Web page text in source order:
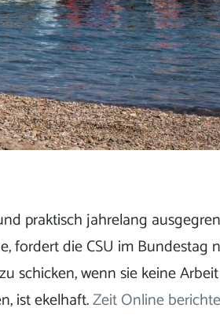
praktisch jahrelang
fordert die CSU im Bundestag
schicken, wenn sie keine
ist ekelhaft.Zeit Online